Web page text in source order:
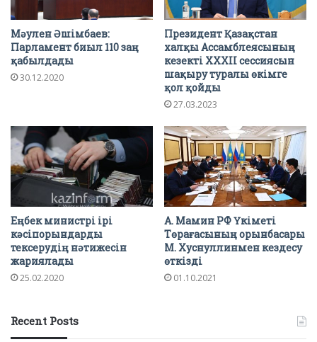
Мәулен Әшімбаев:
Парламент биыл 110 заң
қабылдады
30.12.2020
Президент Қазақстан
халқы Ассамблеясының
кезекті XXХІI сессиясын
шақыру туралы өкімге
қол қойды
27.03.2023
Еңбек министрі ірі
кәсіпорындарды
тексерудің нәтижесін
жариялады
25.02.2020
А. Мамин РФ Үкіметі
Төрағасының орынбасары
М. Хуснуллинмен кездесу
өткізді
01.10.2021
Recent Posts